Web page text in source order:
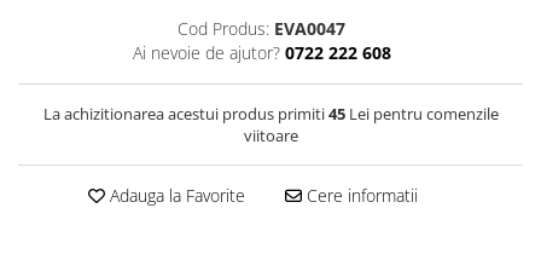
Cod Produs: EVA0047
Ai nevoie de ajutor? 0722 222 608
La achizitionarea acestui produs primiti45Lei pentru comenzile
viitoare
Adauga la Favorite Cere informatii